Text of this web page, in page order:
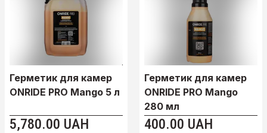
Герметик для камер
ONRIDE PRO Mango 5 л
5,780.00 UAH
Герметик для камер
ONRIDE PRO Mango
280 мл
400.00 UAH